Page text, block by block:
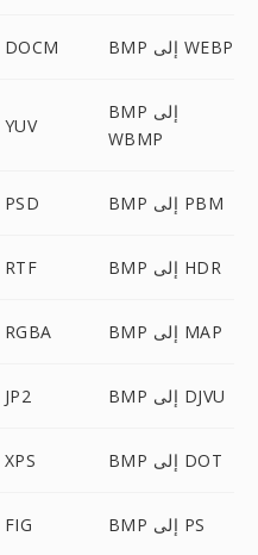
BMP إلى DOCM BMP إلى WEBP
BMP إلى YUV
BMP إلى
WBMP
BMP إلى PSD BMP إلى PBM
BMP إلى RTF BMP إلى HDR
BMP إلى RGBA BMP إلى MAP
BMP إلى JP2 BMP إلى DJVU
BMP إلى XPS BMP إلى DOT
BMP إلى FIG BMP إلى PS